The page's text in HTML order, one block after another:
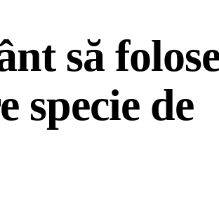
să
specie de